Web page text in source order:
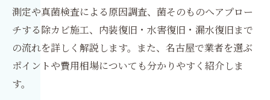
測定や真菌検査による原因調査、菌そのものへアプロー
チする除カビ施工、内装復旧・水害復旧・漏水復旧まで
の流れを詳しく解説します。また、名古屋で業者を選ぶ
ポイントや費用相場についても分かりやすく紹介しま
す。